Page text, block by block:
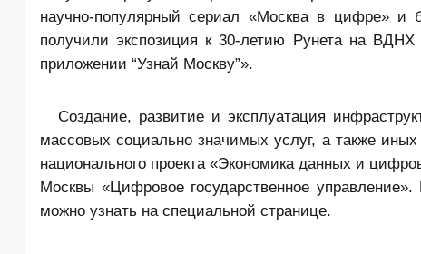
научно-популярный сериал «Москва в цифре» и
получили экспозиция к 30-летию Рунета на
приложении “Узнай Москву”».
Создание, развитие и эксплуатация
массовых социально значимых услуг, а также
национального проекта «Экономика данных и
Москвы «Цифровое государственное
можно узнать на специальной странице.